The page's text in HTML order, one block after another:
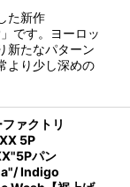
た新作
です。ヨーロッ
新たなパターン
より少し深めの
ァクトリ
5P
パン
Indigo